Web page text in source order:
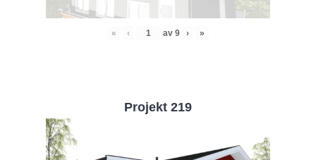
« ‹ av 9 › »
Projekt 219